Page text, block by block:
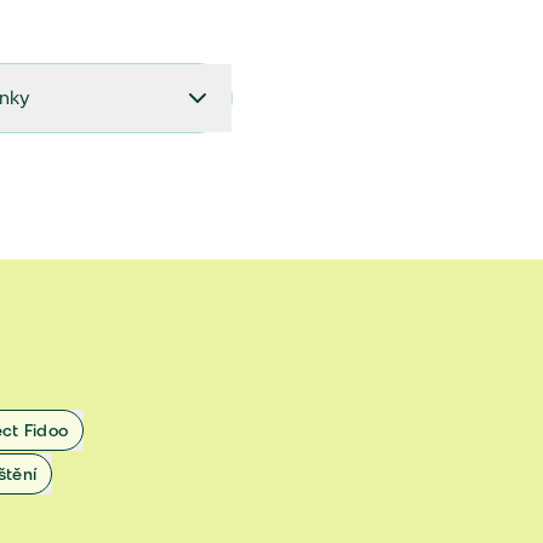
do 31.10.2022
do 8.7.2020
do 31.10.2019
Fidoo